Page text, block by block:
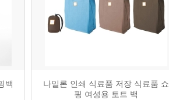
백
나일론 인쇄 식료품 저장 식료품 쇼
핑 여성용 토트 백